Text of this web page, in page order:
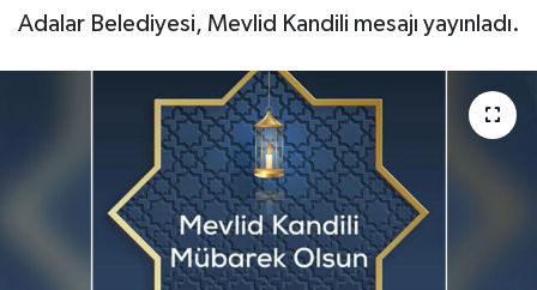
Adalar Belediyesi, Mevlid Kandili mesajı yayınladı.